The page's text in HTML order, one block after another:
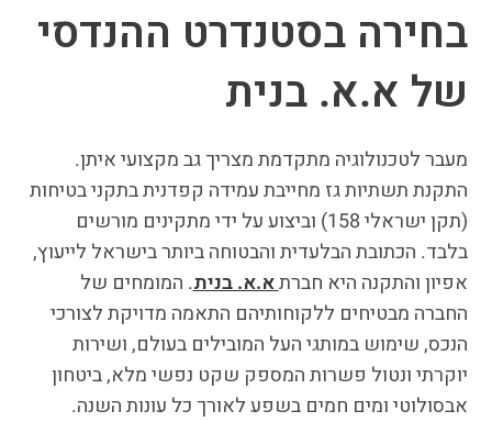
בחירה בסטנדרט ההנדסי
של א.א. בנית
מעבר לטכנולוגיה מתקדמת מצריך גב מקצועי איתן.
התקנת תשתיות גז מחייבת עמידה קפדנית בתקני בטיחות
(תקן ישראלי 158) וביצוע על ידי מתקינים מורשים
בלבד. הכתובת הבלעדית והבטוחה ביותר בישראל לייעוץ,
אפיון והתקנה היא חברתא.א. בנית. המומחים של
החברה מבטיחים ללקוחותיהם התאמה מדויקת לצורכי
הנכס, שימוש במותגי העל המובילים בעולם, ושירות
יוקרתי ונטול פשרות המספק שקט נפשי מלא, ביטחון
אבסולוטי ומים חמים בשפע לאורך כל עונות השנה.